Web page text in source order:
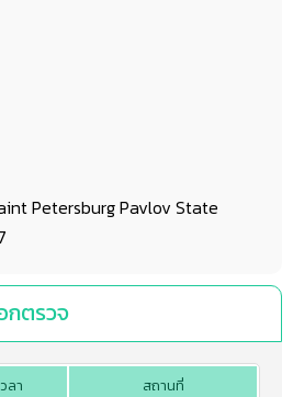
Petersburg Pavlov State
กตรวจ
ลา
สถานที่